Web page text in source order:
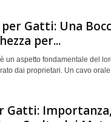
Gatti: Una
per...
un aspetto fondamentale del
dai proprietari. Un cavo
Gatti: Importanza,